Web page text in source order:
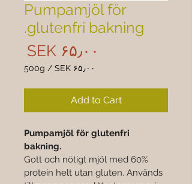
Pumpamjöl för
glutenfri bakning.
‎SEK ۶۵٫۰۰
‎SEK ۶۵٫۰۰ /
500g
Add to Cart
Pumpamjöl för glutenfri
bakning.
Gott och nötigt mjöl med 60%
protein helt utan gluten. Används